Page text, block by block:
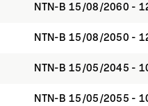
NTN-B 15/08/2060 -
NTN-B 15/08/2050 -
NTN-B 15/05/2045 -
NTN-B 15/05/2055 -